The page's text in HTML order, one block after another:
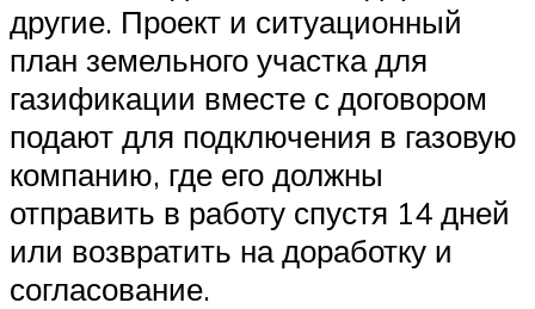
другие. Проект и ситуационный
план земельного участка для
газификации вместе с договором
подают для подключения в газовую
компанию, где его должны
отправить в работу спустя 14 дней
или возвратить на доработку и
согласование.